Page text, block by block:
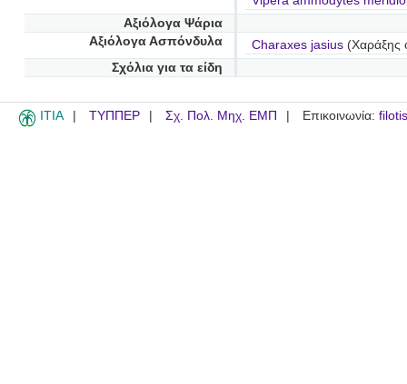
Αξιόλογα Ψάρια
Αξιόλογα Ασπόνδυλα
Charaxes jasius (Χαράξης
Σχόλια για τα είδη
ITIA ΤΥΠΠΕΡ Σχ. Πολ. Μηχ. ΕΜΠ Επικοινωνία: